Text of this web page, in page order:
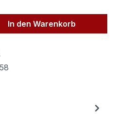
den
In den Warenkorb